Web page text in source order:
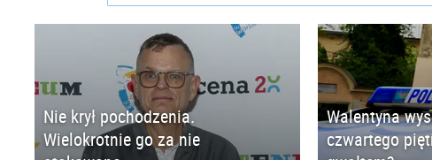
Nie krył pochodzenia.
Wielokrotnie go za nie
Walentyna
czwartego